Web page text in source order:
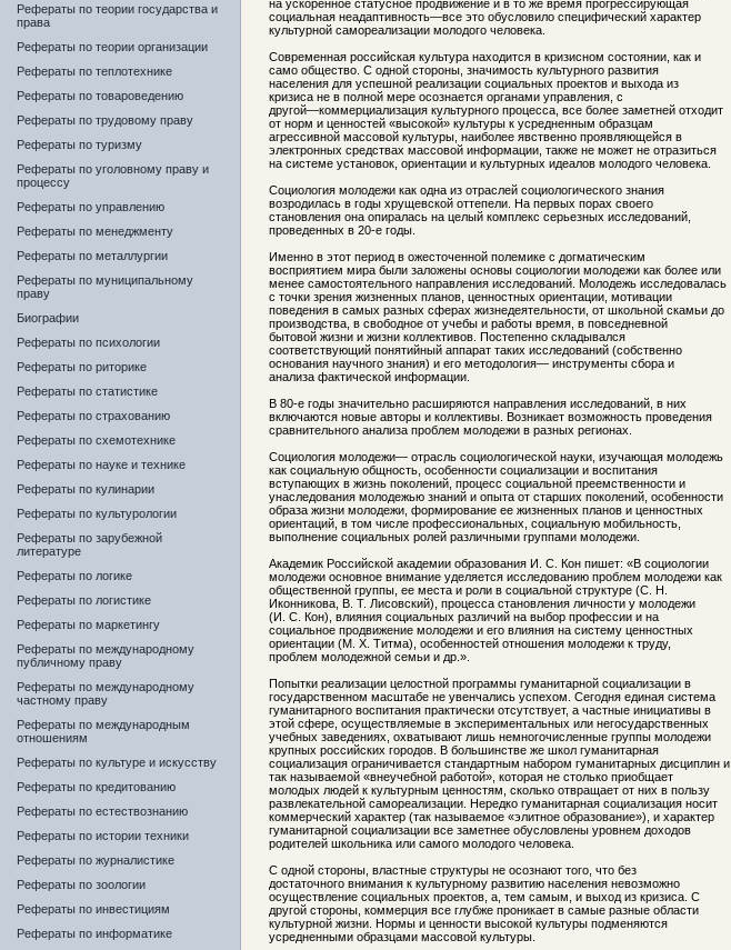
Рефераты по теории государства и
права
Рефераты по теории организации
Рефераты по теплотехнике
Рефераты по товароведению
Рефераты по трудовому праву
Рефераты по туризму
Рефераты по уголовному праву и
процессу
Рефераты по управлению
Рефераты по менеджменту
Рефераты по металлургии
Рефераты по муниципальному
праву
Биографии
Рефераты по психологии
Рефераты по риторике
Рефераты по статистике
Рефераты по страхованию
Рефераты по схемотехнике
Рефераты по науке и технике
Рефераты по кулинарии
Рефераты по культурологии
Рефераты по зарубежной
литературе
Рефераты по логике
Рефераты по логистике
Рефераты по маркетингу
Рефераты по международному
публичному праву
Рефераты по международному
частному праву
Рефераты по международным
отношениям
Рефераты по культуре и искусству
Рефераты по кредитованию
Рефераты по естествознанию
Рефераты по истории техники
Рефераты по журналистике
Рефераты по зоологии
Рефераты по инвестициям
Рефераты по информатике
на ускоренное статусное продвижение и в то же время прогрессирующая
социальная неадаптивность—все это обусловило специфический характер
культурной самореализации молодого человека.
Современная российская культура находится в кризисном состоянии, как и
само общество. С одной стороны, значимость культурного развития
населения для успешной реализации социальных проектов и выхода из
кризиса не в полной мере осознается органами управления, с
другой—коммерциализация культурного процесса, все более заметней отходит
от норм и ценностей «высокой» культуры к усредненным образцам
агрессивной массовой культуры, наиболее явственно проявляющейся в
электронных средствах массовой информации, также не может не отразиться
на системе установок, ориентации и культурных идеалов молодого человека.
Социология молодежи как одна из отраслей социологического знания
возродилась в годы хрущевской оттепели. На первых порах своего
становления она опиралась на целый комплекс серьезных исследований,
проведенных в 20-е годы.
Именно в этот период в ожесточенной полемике с догматическим
восприятием мира были заложены основы социологии молодежи как более или
менее самостоятельного направления исследований. Молодежь исследовалась
с точки зрения жизненных планов, ценностных ориентации, мотивации
поведения в самых разных сферах жизнедеятельности, от школьной скамьи до
производства, в свободное от учебы и работы время, в повседневной
бытовой жизни и жизни коллективов. Постепенно складывался
соответствующий понятийный аппарат таких исследований (собственно
основания научного знания) и его методология— инструменты сбора и
анализа фактической информации.
В 80-е годы значительно расширяются направления исследований, в них
включаются новые авторы и коллективы. Возникает возможность проведения
сравнительного анализа проблем молодежи в разных регионах.
Социология молодежи— отрасль социологической науки, изучающая молодежь
как социальную общность, особенности социализации и воспитания
вступающих в жизнь поколений, процесс социальной преемственности и
унаследования молодежью знаний и опыта от старших поколений, особенности
образа жизни молодежи, формирование ее жизненных планов и ценностных
ориентаций, в том числе профессиональных, социальную мобильность,
выполнение социальных ролей различными группами молодежи.
Академик Российской академии образования И. С. Кон пишет: «В социологии
молодежи основное внимание уделяется исследованию проблем молодежи как
общественной группы, ее места и роли в социальной структуре (С. Н.
Иконникова, В. Т. Лисовский), процесса становления личности у молодежи
(И. С. Кон), влияния социальных различий на выбор профессии и на
социальное продвижение молодежи и его влияния на систему ценностных
ориентации (М. X. Титма), особенностей отношения молодежи к труду,
проблем молодежной семьи и др.».
Попытки реализации целостной программы гуманитарной социализации в
государственном масштабе не увенчались успехом. Сегодня единая система
гуманитарного воспитания практически отсутствует, а частные инициативы в
этой сфере, осуществляемые в экспериментальных или негосударственных
учебных заведениях, охватывают лишь немногочисленные группы молодежи
крупных российских городов. В большинстве же школ гуманитарная
социализация ограничивается стандартным набором гуманитарных дисциплин и
так называемой «внеучебной работой», которая не столько приобщает
молодых людей к культурным ценностям, сколько отвращает от них в пользу
развлекательной самореализации. Нередко гуманитарная социализация носит
коммерческий характер (так называемое «элитное образование»), и характер
гуманитарной социализации все заметнее обусловлены уровнем доходов
родителей школьника или самого молодого человека.
С одной стороны, властные структуры не осознают того, что без
достаточного внимания к культурному развитию населения невозможно
осуществление социальных проектов, а, тем самым, и выход из кризиса. С
другой стороны, коммерция все глубже проникает в самые разные области
культурной жизни. Нормы и ценности высокой культуры подменяются
усредненными образцами массовой культуры.